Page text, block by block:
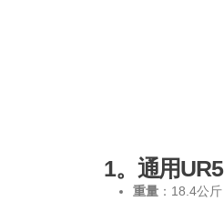
1。通用UR5
重量 ：18.4公斤